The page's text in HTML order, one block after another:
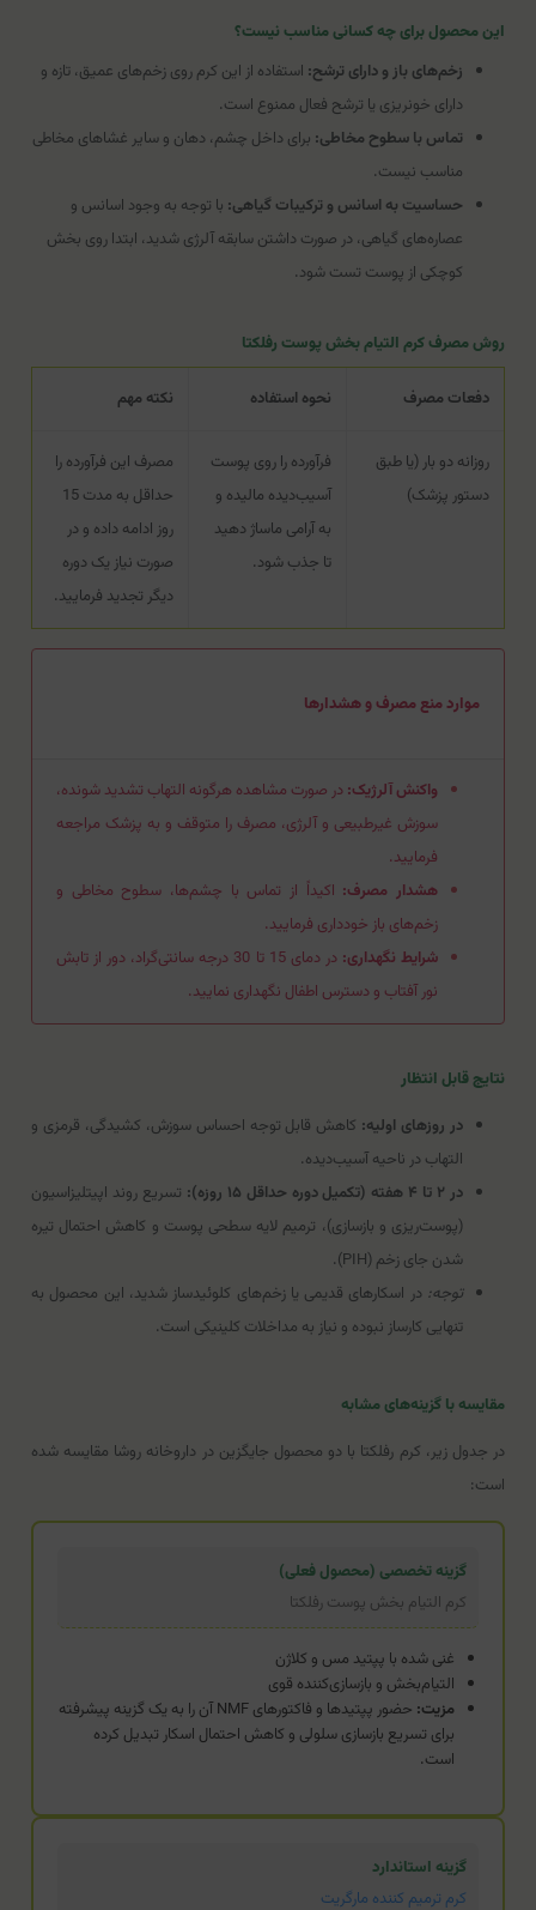
این محصول برای چه کسانی مناسب نیست؟
زخم‌های باز و دارای ترشح: استفاده از این کرم روی زخم‌های عمیق، تازه و
دارای خونریزی یا ترشح فعال ممنوع است.
تماس با سطوح مخاطی: برای داخل چشم، دهان و سایر غشاهای مخاطی
مناسب نیست.
حساسیت به اسانس و ترکیبات گیاهی: با توجه به وجود اسانس و
عصاره‌های گیاهی، در صورت داشتن سابقه آلرژی شدید، ابتدا روی بخش
کوچکی از پوست تست شود.
روش مصرف کرم التیام بخش پوست رفلکتا
دفعات مصرف نحوه استفاده نکته مهم
روزانه دو بار (یا طبق
دستور پزشک)
فرآورده را روی پوست
آسیب‌دیده مالیده و
به آرامی ماساژ دهید
تا جذب شود.
مصرف این فرآورده را
حداقل به مدت 15
روز ادامه داده و در
صورت نیاز یک دوره
دیگر تجدید فرمایید.
موارد منع مصرف و هشدارها
واکنش آلرژیک:در صورت مشاهده هرگونه التهاب تشدید شونده،
سوزش غیرطبیعی و آلرژی، مصرف را متوقف و به پزشک مراجعه
فرمایید.
هشدار مصرف: اکیداً از تماس با چشم‌ها، سطوح مخاطی و
زخم‌های باز خودداری فرمایید.
شرایط نگهداری:
در دمای 15 تا 30 درجه سانتی‌گراد، دور از تابش
نور آفتاب و دسترس اطفال نگهداری نمایید.
نتایج قابل انتظار
در روزهای اولیه: کاهش قابل توجه احساس سوزش، کشیدگی، قرمزی و
التهاب در ناحیه آسیب‌دیده.
در ۲ تا ۴ هفته (تکمیل دوره حداقل ۱۵ روزه):
تسریع روند اپیتلیزاسیون
(پوست‌ریزی و بازسازی)، ترمیم لایه سطحی پوست و کاهش احتمال تیره
شدن جای زخم (PIH).
توجه: در اسکارهای قدیمی یا زخم‌های کلوئیدساز شدید، این محصول به
تنهایی کارساز نبوده و نیاز به مداخلات کلینیکی است.
مقایسه با گزینه‌های مشابه
در جدول زیر، کرم رفلکتا با دو محصول جایگزین در داروخانه روشا مقایسه شده
است:
گزینه تخصصی (محصول فعلی)
کرم التیام بخش پوست رفلکتا
غنی شده با پپتید مس و کلاژن
التیام‌بخش و بازسازی‌کننده قوی
مزیت:
حضور پپتیدها و فاکتورهای NMF آن را به یک گزینه پیشرفته
برای تسریع بازسازی سلولی و کاهش احتمال اسکار تبدیل کرده
است.
گزینه استاندارد
کرم ترمیم کننده مارگریت